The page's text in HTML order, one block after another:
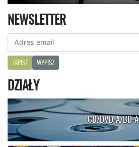
NEWSLETTER
ZAPISZ WYPISZ
DZIAŁY
CD/DVD-A/BD-A